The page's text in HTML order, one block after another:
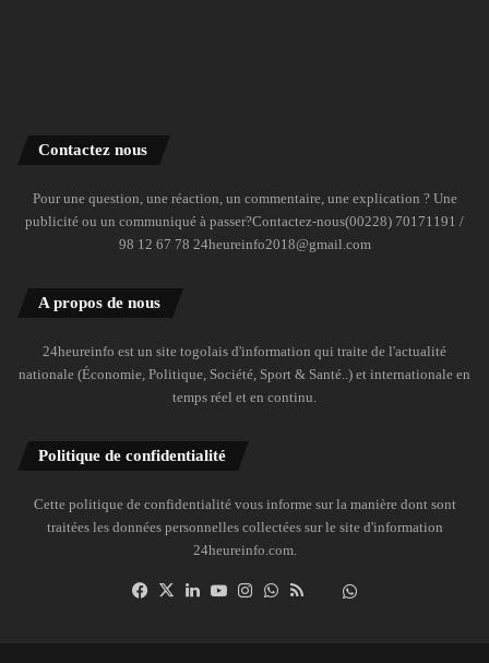
Contactez nous
Pour une question, une réaction, un commentaire, une explication ? Une
publicité ou un communiqué à passer?Contactez-nous(00228) 70171191 /
98 12 67 78 24heureinfo2018@gmail.com
A propos de nous
24heureinfo est un site togolais d'information qui traite de l'actualité
nationale (Économie, Politique, Société, Sport & Santé..) et internationale en
temps réel et en continu.
Politique de confidentialité
Cette politique de confidentialité vous informe sur la manière dont sont
traitées les données personnelles collectées sur le site d'information
24heureinfo.com.
Facebook
X LinkedinYouTubeInstagramWhatsAppDailymotion